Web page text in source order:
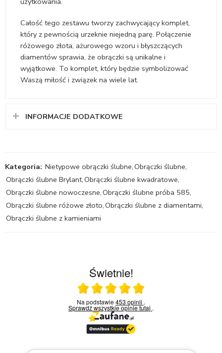
Całość tego zestawu tworzy zachwycający komplet,
który z pewnością urzeknie niejedną parę. Połączenie
różowego złota, ażurowego wzoru i błyszczących
diamentów sprawia, że obrączki są unikalne i
wyjątkowe. To komplet, który będzie symbolizować
Waszą miłość i związek na wiele lat.
INFORMACJE DODATKOWE
Kategoria: Nietypowe obrączki ślubne,Obrączki ślubne,
Obrączki ślubne Brylant,Obrączki ślubne kwadratowe,
Obrączki ślubne nowoczesne,Obrączki ślubne próba 585,
Obrączki ślubne różowe złoto,Obrączki ślubne z diamentami,
Obrączki ślubne z kamieniami
Świetnie!
Ocena średnia 5 na 5
Na podstawie453 opinii .
Sprawdź wszystkie opinietutaj .